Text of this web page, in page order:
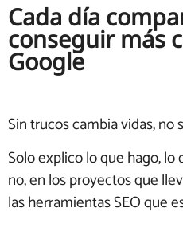
Cada día
conseguir más
Google
Sin trucos cambia vidas, no
Solo explico lo que hago,
no, en los proyectos que
las herramientas SEO que